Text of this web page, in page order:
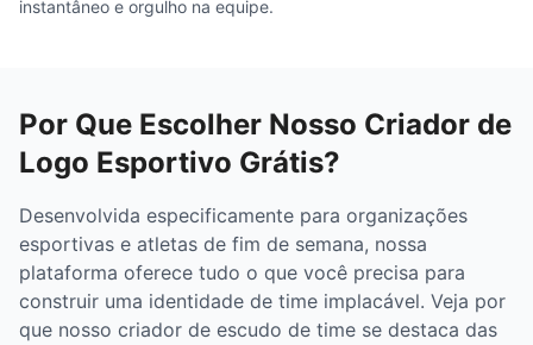
instantâneo e orgulho na equipe.
Por Que Escolher Nosso Criador de
Logo Esportivo Grátis?
Desenvolvida especificamente para organizações
esportivas e atletas de fim de semana, nossa
plataforma oferece tudo o que você precisa para
construir uma identidade de time implacável. Veja por
que nosso criador de escudo de time se destaca das